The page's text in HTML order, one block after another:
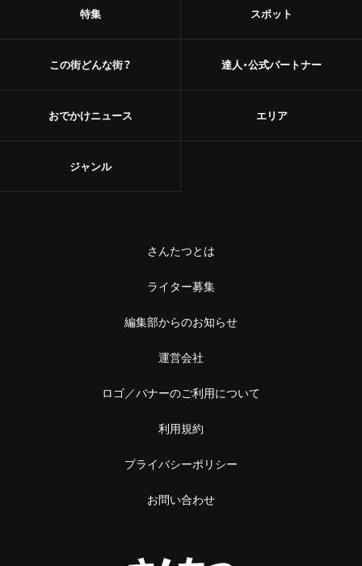
特集
この街どんな街？
おでかけニュース
スポット
達人・公式パートナー
エリア
ジャンル
さんたつとは
ライター募集
編集部からのお知らせ
運営会社
ロゴ／バナーのご利用について
利用規約
プライバシーポリシー
お問い合わせ